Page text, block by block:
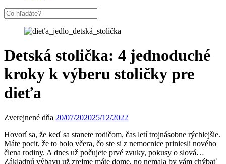
Detská stolička: 4 jednoduché
kroky k výberu stoličky pre
dieťa
Zverejnené dňa 20/07/202025/12/2022
Hovorí sa, že keď sa stanete rodičom, čas letí trojnásobne rýchlejšie.
Máte pocit, že to bolo včera, čo ste si z nemocnice priniesli nového
člena rodiny. A dnes už počujete prvé zvuky, pokusy o slová…
Základnú výbavu už zrejme máte dome, no nemala by vám chýbať